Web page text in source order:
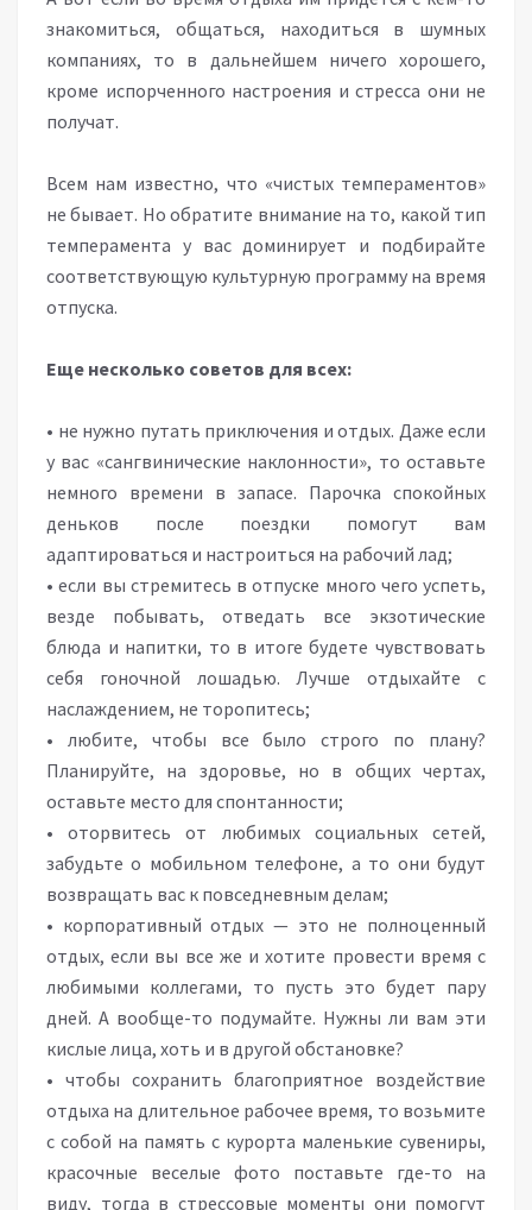
знакомиться, общаться, находиться в шумных
компаниях, то в дальнейшем ничего хорошего,
кроме испорченного настроения и стресса они не
получат.
Всем нам известно, что «чистых темпераментов»
не бывает. Но обратите внимание на то, какой тип
темперамента у вас доминирует и подбирайте
соответствующую культурную программу на время
отпуска.
Еще несколько советов для всех:
• не нужно путать приключения и отдых. Даже если
у вас «сангвинические наклонности», то оставьте
немного времени в запасе. Парочка спокойных
деньков после поездки помогут вам
адаптироваться и настроиться на рабочий лад;
• если вы стремитесь в отпуске много чего успеть,
везде побывать, отведать все экзотические
блюда и напитки, то в итоге будете чувствовать
себя гоночной лошадью. Лучше отдыхайте с
наслаждением, не торопитесь;
• любите, чтобы все было строго по плану?
Планируйте, на здоровье, но в общих чертах,
оставьте место для спонтанности;
• оторвитесь от любимых социальных сетей,
забудьте о мобильном телефоне, а то они будут
возвращать вас к повседневным делам;
• корпоративный отдых — это не полноценный
отдых, если вы все же и хотите провести время с
любимыми коллегами, то пусть это будет пару
дней. А вообще-то подумайте. Нужны ли вам эти
кислые лица, хоть и в другой обстановке?
• чтобы сохранить благоприятное воздействие
отдыха на длительное рабочее время, то возьмите
с собой на память с курорта маленькие сувениры,
красочные веселые фото поставьте где-то на
виду, тогда в стрессовые моменты они помогут